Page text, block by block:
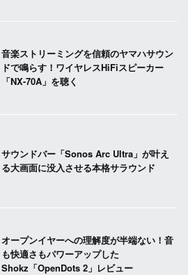
音楽ストリーミングを信頼のヤマハサウン
ドで鳴らす！ワイヤレスHiFiスピーカー
「NX-70A」を聴く
サウンドバー「Sonos Arc Ultra」が叶え
る大画面に没入させる本格サラウンド
オープンイヤーへの理解度が半端ない！音
も快適さもパワーアップした
Shokz「OpenDots 2」レビュー